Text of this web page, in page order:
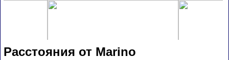
Расстояния от Marino